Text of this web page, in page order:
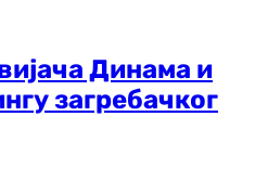
Динама и
загребачког